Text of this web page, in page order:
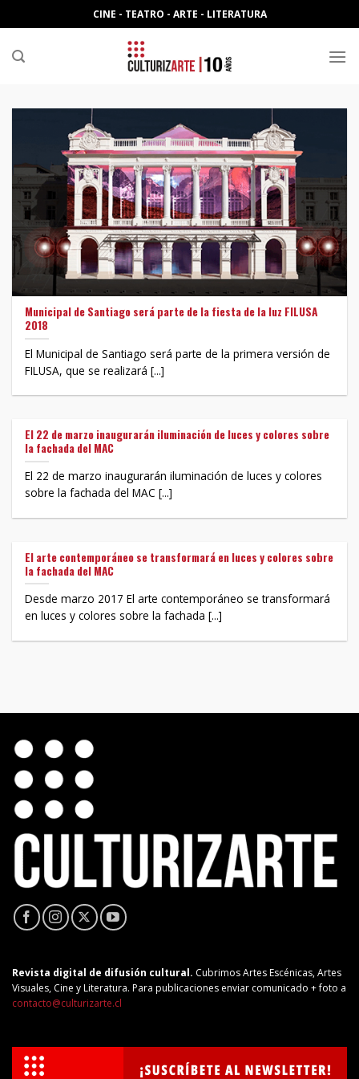
to
content
CINE - TEATRO - ARTE - LITERATURA
Municipal de Santiago será parte de la fiesta de la luz FILUSA
2018
El Municipal de Santiago será parte de la primera versión de
FILUSA, que se realizará [...]
El 22 de marzo inaugurarán iluminación de luces y colores sobre
la fachada del MAC
El 22 de marzo inaugurarán iluminación de luces y colores
sobre la fachada del MAC [...]
El arte contemporáneo se transformará en luces y colores sobre
la fachada del MAC
Desde marzo 2017 El arte contemporáneo se transformará
en luces y colores sobre la fachada [...]
Revista digital de difusión cultural. Cubrimos Artes Escénicas, Artes
Visuales, Cine y Literatura. Para publicaciones enviar comunicado + foto a
contacto@culturizarte.cl